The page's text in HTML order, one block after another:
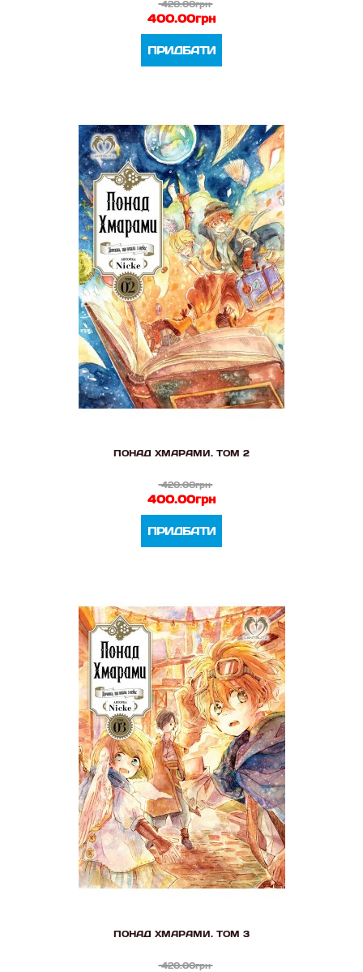
420.00грн
400.00грн
ПРИДБАТИ
ПОНАД ХМАРАМИ. ТОМ 2
420.00грн
400.00грн
ПРИДБАТИ
ПОНАД ХМАРАМИ. ТОМ 3
420.00грн